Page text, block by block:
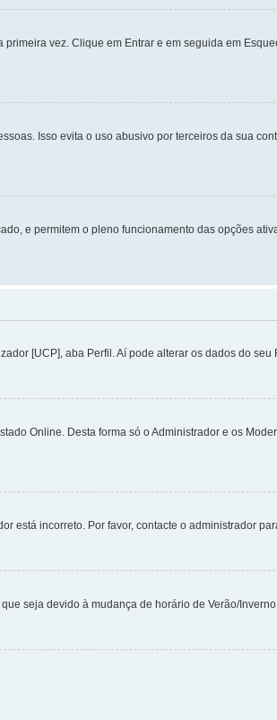
vez. Clique em Entrar e em seguida em
Isso evita o uso abusivo por terceiros da sua
e permitem o pleno funcionamento das opções
[UCP], aba Perfil. Aí pode alterar os dados do seu
Online. Desta forma só o Administrador e os
está incorreto. Por favor, contacte o administrador
seja devido à mudança de horário de Verão/